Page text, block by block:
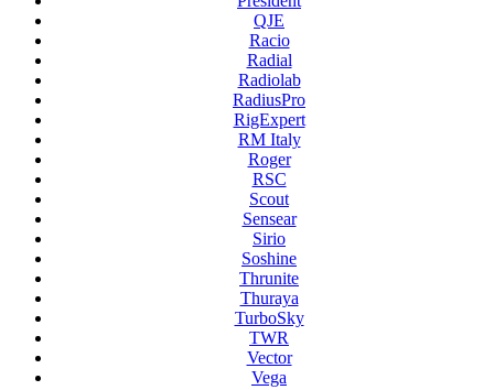
QJE
Racio
Radial
Radiolab
RadiusPro
RigExpert
RM Italy
Roger
RSC
Scout
Sensear
Sirio
Soshine
Thrunite
Thuraya
TurboSky
TWR
Vector
Vega